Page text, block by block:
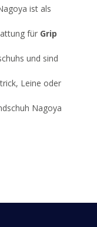
ist als
für Grip
und sind
Leine oder
Nagoya